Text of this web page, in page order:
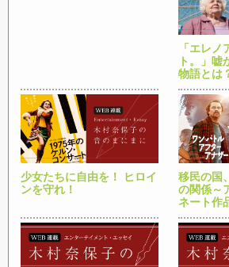
「エレノ
ト。」嘘
物語とは
少女たちに自由を！ ヒロイ
ンを守れ！
移民の国
の関係～
ネート作